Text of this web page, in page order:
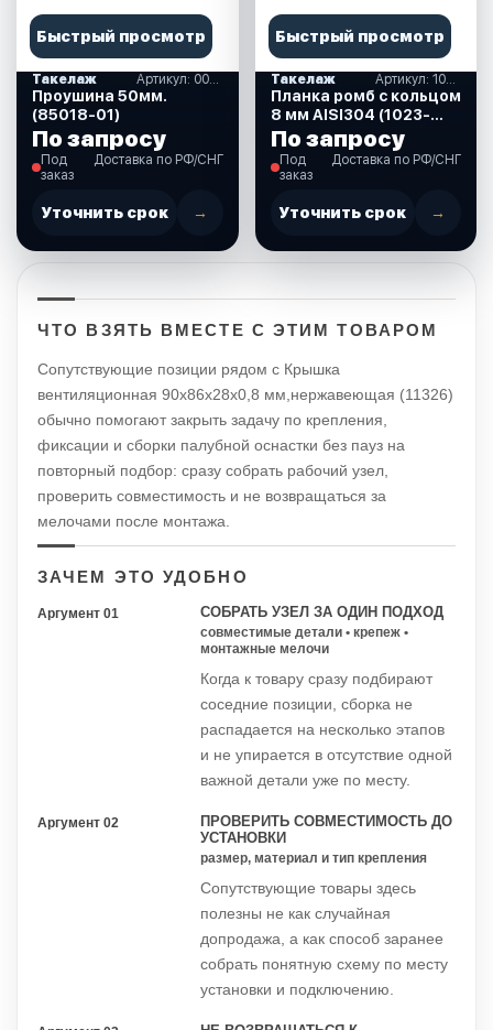
Быстрый просмотр
Такелаж
Проушина 50мм.
(85018-01)
По запросу
Под
заказ
Доставка по РФ/СНГ
Уточнить срок →
Быстрый просмотр
Такелаж Артикул: 1023-1308
Планка ромб с кольцом
8 мм AISI304 (1023-
1308)
По запросу
Под
заказ
Доставка по РФ/СНГ
Уточнить срок →
ЧТО ВЗЯТЬ ВМЕСТЕ С ЭТИМ ТОВАРОМ
Сопутствующие позиции рядом с Крышка
вентиляционная 90х86х28х0,8 мм,нержавеющая (11326)
обычно помогают закрыть задачу по крепления,
фиксации и сборки палубной оснастки без пауз на
повторный подбор: сразу собрать рабочий узел,
проверить совместимость и не возвращаться за
мелочами после монтажа.
ЗАЧЕМ ЭТО УДОБНО
Аргумент 01 СОБРАТЬ УЗЕЛ ЗА ОДИН ПОДХОД
совместимые детали • крепеж •
монтажные мелочи
Когда к товару сразу подбирают
соседние позиции, сборка не
распадается на несколько этапов
и не упирается в отсутствие одной
важной детали уже по месту.
Аргумент 02
ПРОВЕРИТЬ СОВМЕСТИМОСТЬ ДО
УСТАНОВКИ
размер, материал и тип крепления
Сопутствующие товары здесь
полезны не как случайная
допродажа, а как способ заранее
собрать понятную схему по месту
установки и подключению.